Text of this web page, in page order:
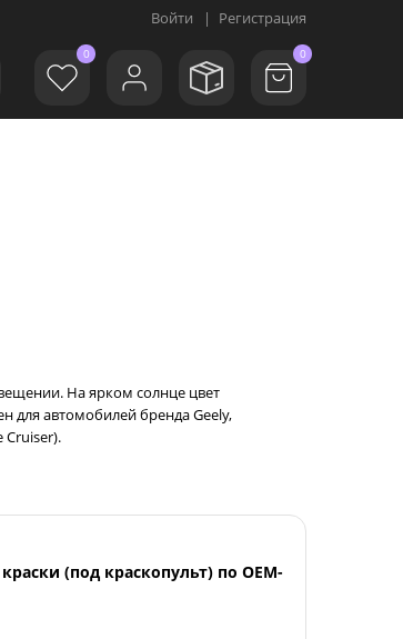
Войти | Регистрация
0 0
На ярком солнце цвет
для автомобилей бренда Geely,
Cruiser).
(под краскопульт) по OEM-